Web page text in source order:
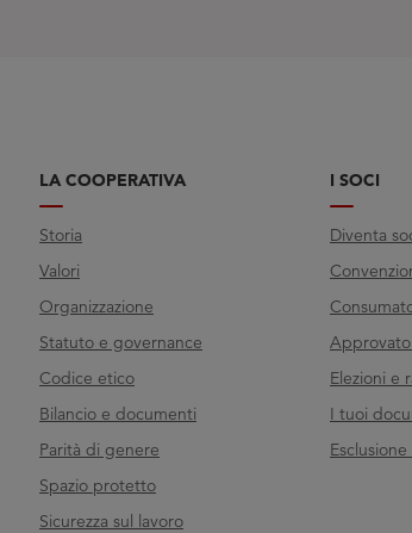
LA COOPERATIVA
Storia
Valori
Organizzazione
Statuto e governance
Codice etico
Bilancio e documenti
Parità di genere
Spazio protetto
Sicurezza sul lavoro
I SOCI
Diventa
Elezioni e
I tuoi